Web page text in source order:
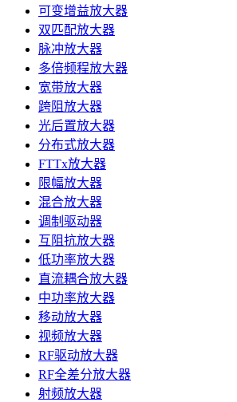
可变增益放大器
双匹配放大器
脉冲放大器
多倍频程放大器
宽带放大器
跨阻放大器
光后置放大器
分布式放大器
FTTx放大器
限幅放大器
混合放大器
调制驱动器
互阻抗放大器
低功率放大器
直流耦合放大器
中功率放大器
移动放大器
视频放大器
RF驱动放大器
RF全差分放大器
射频放大器